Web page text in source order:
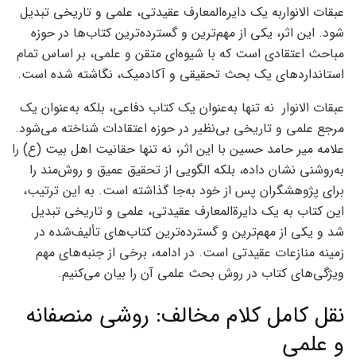
عبقات الانواربه یک دایره‌المعارف عقیدتی، علمی و تاریخی تبدیل
شود. این اثر، یکی از مهم‌ترین و گسترده‌ترین کتاب‌ها در حوزه
مباحث اعتقادی است که با شیوه‌ای متقن و علمی، بر اساس تمام
استانداردهای یک بحث تحقیقی و آکادمیک، نگاشته شده است.
عبقات الانوار نه تنها به‌عنوان یک کتاب دفاعی، بلکه به‌عنوان یک
مرجع علمی و تاریخی بی‌نظیر در حوزه اعتقادات شناخته می‌شود.
علامه میر حامد حسین با این اثر، نه تنها حقانیت اهل بیت (ع) را
به‌روشنی نشان داده، بلکه الگویی از تحقیق عمیق و روش‌مند را
برای پژوهشگران پس از خود به‌جا گذاشته است. به این ترتیب،
این کتاب به یک دایرة‌المعارف عقیدتی، علمی و تاریخی تبدیل
شد و یکی از مهم‌ترین و گسترده‌ترین کتاب‌های تألیف‌شده در
زمینه منازعات عقیدتی است. در ادامه، برخی از جنبه‌های مهم
ویژگی‌های کتاب در روش بحث علمی آن را بیان می‌کنیم.
نقل کامل کلام مخالف: روشی منصفانه
و علمی